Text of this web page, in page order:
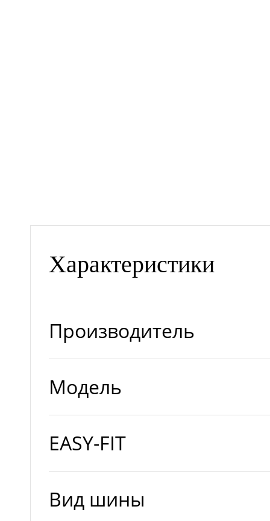
Характеристики
Производитель
Модель
EASY-FIT
Вид шины